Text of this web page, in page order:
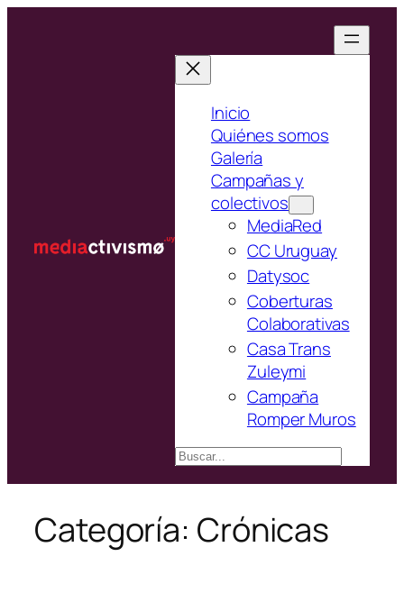
Inicio
Quiénes somos
Galería
Campañas y
colectivos
MediaRed
CC Uruguay
Datysoc
Coberturas
Colaborativas
Casa Trans
Zuleymi
Campaña
Romper Muros
Buscar
Categoría: Crónicas